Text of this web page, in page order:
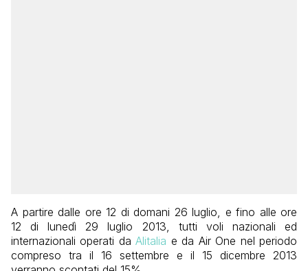
A partire dalle ore 12 di domani 26 luglio, e fino alle ore
12 di lunedì 29 luglio 2013, tutti voli nazionali ed
internazionali operati daAlitalia e da Air One nel periodo
compreso tra il 16 settembre e il 15 dicembre 2013